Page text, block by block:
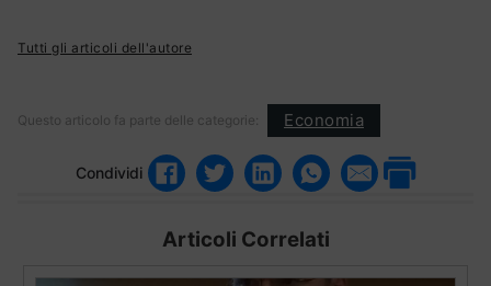
Tutti gli articoli dell'autore
Questo articolo fa parte delle categorie: Economia
Condividi
Articoli Correlati